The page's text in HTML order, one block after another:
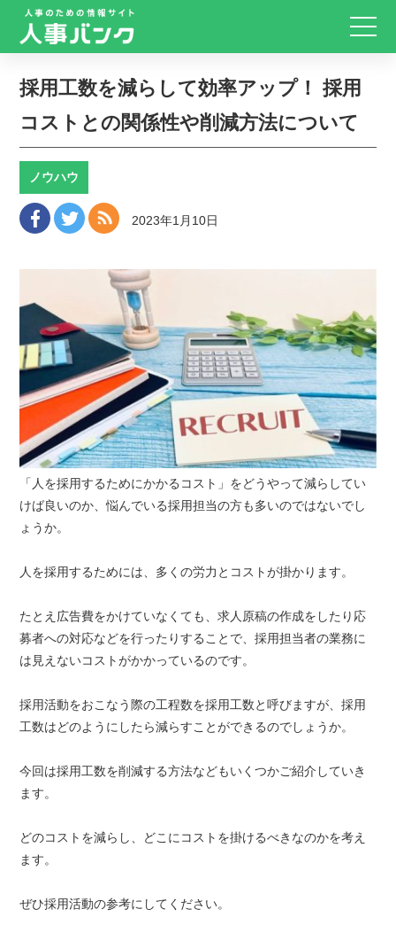
採用工数を減らして効率アップ！ 採用
コストとの関係性や削減方法について
ノウハウ
2023年1月10日
「人を採用するためにかかるコスト」をどうやって減らしてい
けば良いのか、悩んでいる採用担当の方も多いのではないでし
ょうか。
人を採用するためには、多くの労力とコストが掛かります。
たとえ広告費をかけていなくても、求人原稿の作成をしたり応
募者への対応などを行ったりすることで、採用担当者の業務に
は見えないコストがかかっているのです。
採用活動をおこなう際の工程数を採用工数と呼びますが、採用
工数はどのようにしたら減らすことができるのでしょうか。
今回は採用工数を削減する方法などもいくつかご紹介していき
ます。
どのコストを減らし、どこにコストを掛けるべきなのかを考え
ます。
ぜひ採用活動の参考にしてください。